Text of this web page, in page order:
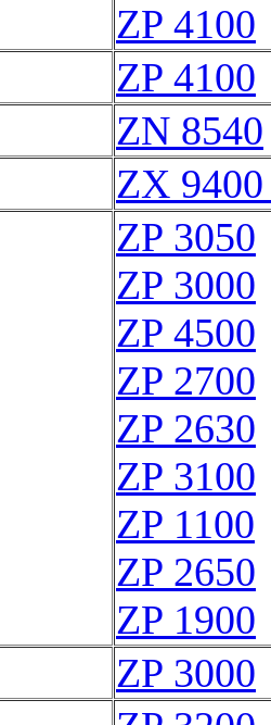
ZP 4100
ZP 4100
ZN 8540
ZX
ZP 3050
ZP 3000
ZP 4500
ZP 2700
ZP 2630
ZP 3100
ZP 1100
ZP 2650
ZP 1900
ZP 3000